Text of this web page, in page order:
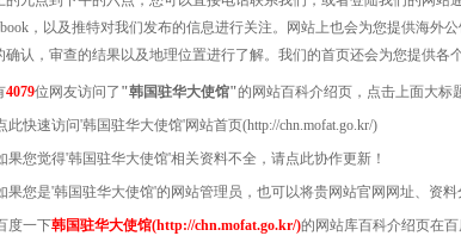
，以及推特对我们发布的信息进行关注。网站上也会为您提供海外
确认，审查的结果以及地理位置进行了解。我们的首页还会为您提供各
4079位网友访问了 "韩国驻华大使馆"的网站百科介绍页，点击上面大标
此快速访问'韩国驻华大使馆'网站首页(http://chn.mofat.go.kr/)
果您觉得'韩国驻华大使馆'相关资料不全，请点此协作更新！
果您是'韩国驻华大使馆'的网站管理员，也可以将贵网站官网网址、资
度一下韩国驻华大使馆(http://chn.mofat.go.kr/)的网站库百科介绍页在